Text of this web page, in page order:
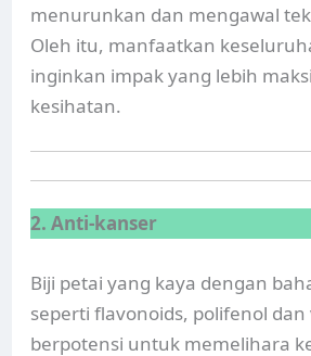
menurunkan dan mengawal
Oleh itu, manfaatkan
inginkan impak yang lebih
kesihatan.
2. Anti-kanser
Biji petai yang kaya dengan
seperti flavonoids, polifenol dan
berpotensi untuk memelihara